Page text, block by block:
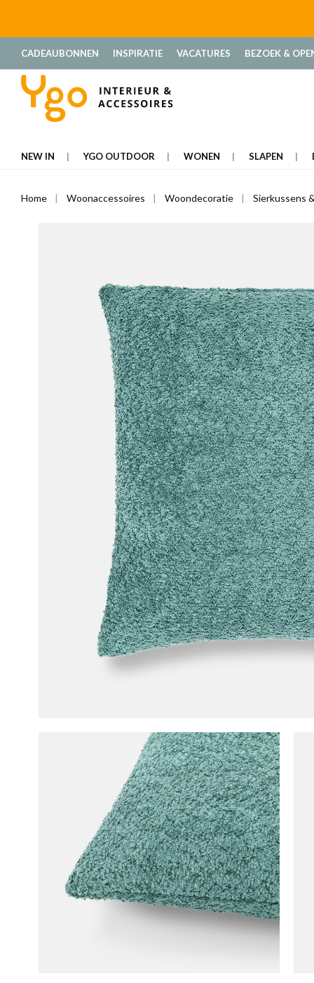
CADEAUBONNEN INSPIRATIE VACATURES BEZOEK &
NEW IN YGO OUTDOOR WONEN SLAPEN
Home Woonaccessoires Woondecoratie Sierkussens